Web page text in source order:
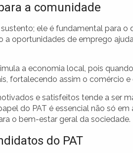
a comunidade
ele é fundamental para
a oportunidades de emprego
a economia local, pois
fortalecendo assim o comércio
e satisfeitos tende a ser
do PAT é essencial não só
o bem-estar geral da sociedade.
do PAT